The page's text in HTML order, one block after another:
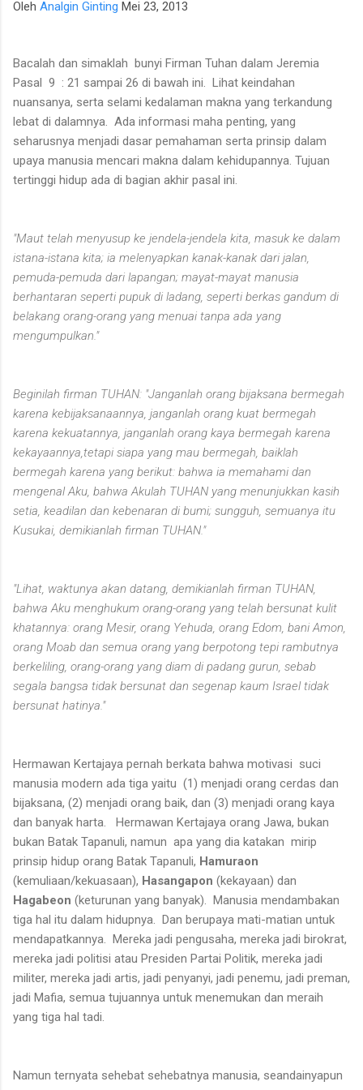
para talenta muda berpotensi tinggi seperti IM Satria Duta
seperti Shafira Devi Herfesa, Laysa Latifah, Ummi Fisabilillah,
dan Chelsea Monica Ignesias Sihite memiliki kedalaman sku...
Oleh Analgin Ginting Mei 23, 2013
Bacalah dan simaklah
bunyi Firman Tuhan dalam Jeremia
Pasal
9 : 21 sampai 26 di bawah ini.
Lihat keindahan
nuansanya, serta selami kedalaman makna yang terkandung
lebat di dalamnya. Ada informasi maha penting, yang
seharusnya menjadi dasar pemahaman serta prinsip dalam
upaya manusia mencari makna dalam kehidupannya. Tujuan
tertinggi hidup ada di bagian akhir pasal ini.
"Maut telah menyusup ke jendela-jendela kita, masuk ke dalam
istana-istana kita; ia melenyapkan kanak-kanak dari jalan,
pemuda-pemuda dari lapangan; mayat-mayat manusia
berhantaran seperti pupuk di ladang, seperti berkas gandum di
belakang orang-orang yang menuai tanpa ada yang
mengumpulkan."
Beginilah firman TUHAN: "Janganlah orang bijaksana bermegah
karena kebijaksanaannya, janganlah orang kuat bermegah
karena kekuatannya, janganlah orang kaya bermegah karena
kekayaannya,tetapi siapa yang mau bermegah, baiklah
bermegah karena yang berikut: bahwa ia memahami dan
mengenal Aku, bahwa Akulah TUHAN yang menunjukkan kasih
setia, keadilan dan kebenaran di bumi; sungguh, semuanya itu
Kusukai, demikianlah firman TUHAN."
"Lihat, waktunya akan datang, demikianlah firman TUHAN,
bahwa Aku menghukum orang-orang yang telah bersunat kulit
khatannya: orang Mesir, orang Yehuda, orang Edom, bani Amon,
orang Moab dan semua orang yang berpotong tepi rambutnya
berkeliling, orang-orang yang diam di padang gurun, sebab
segala bangsa tidak bersunat dan segenap kaum Israel tidak
bersunat hatinya."
Hermawan Kertajaya pernah berkata bahwa motivasi suci
manusia modern ada tiga yaitu (1) menjadi orang cerdas dan
bijaksana, (2) menjadi orang baik, dan (3) menjadi orang kaya
dan banyak harta.
Hermawan Kertajaya orang Jawa, bukan
bukan Batak Tapanuli, namun apa yang dia katakan mirip
prinsip hidup orang Batak Tapanuli, Hamuraon
(kemuliaan/kekuasaan), Hasangapon (kekayaan) dan
Hagabeon (keturunan yang banyak).
Manusia mendambakan
tiga hal itu dalam hidupnya.
Dan berupaya mati-matian untuk
mendapatkannya.
Mereka jadi pengusaha, mereka jadi birokrat,
mereka jadi politisi atau Presiden Partai Politik, mereka jadi
militer, mereka jadi artis, jadi penyanyi, jadi penemu, jadi preman,
jadi Mafia, semua tujuannya untuk menemukan dan meraih
yang tiga hal tadi.
Namun ternyata sehebat sehebatnya manusia, seandainyapun